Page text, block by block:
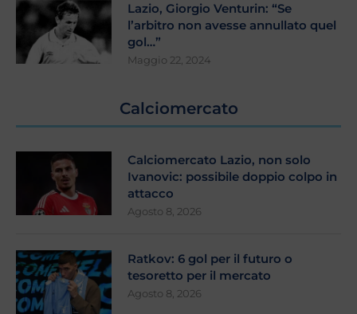
Lazio, Giorgio Venturin: “Se
l’arbitro non avesse annullato quel
gol…”
Maggio 22, 2024
Calciomercato
Calciomercato Lazio, non solo
Ivanovic: possibile doppio colpo in
attacco
Agosto 8, 2026
Ratkov: 6 gol per il futuro o
tesoretto per il mercato
Agosto 8, 2026